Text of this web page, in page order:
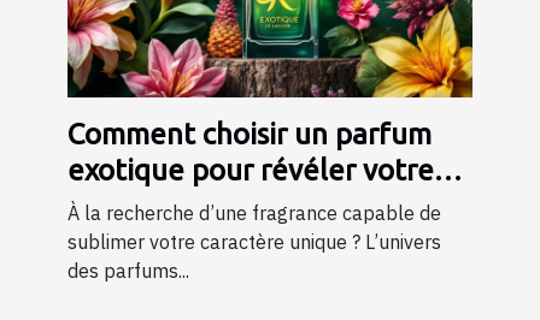
Comment choisir un parfum
exotique pour révéler votre
personnalité?
À la recherche d’une fragrance capable de
sublimer votre caractère unique ? L’univers
des parfums...